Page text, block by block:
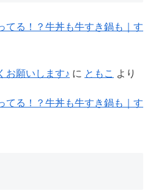
てる！？牛丼も牛すき鍋も｜す
お願いします♪ に ともこ より
てる！？牛丼も牛すき鍋も｜す